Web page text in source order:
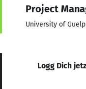
Project
University of
Logg Dich